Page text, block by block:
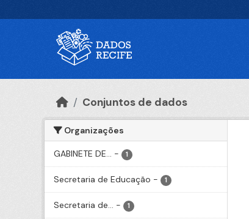
Conjuntos de dados
Organizações
GABINETE DE... - 1
Secretaria de Educação - 1
Secretaria de... - 1